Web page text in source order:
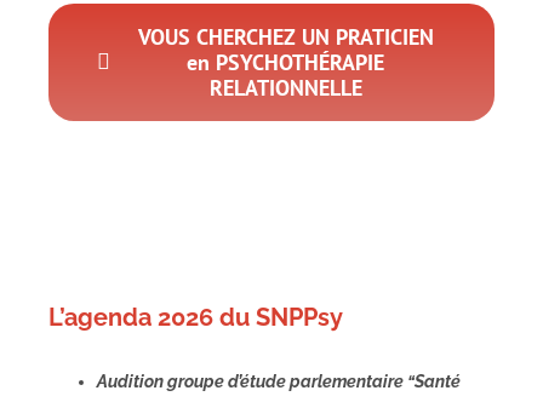
VOUS CHERCHEZ UN PRATICIEN
en PSYCHOTHÉRAPIE
RELATIONNELLE
L’agenda 2026 du SNPPsy
Audition groupe d’étude parlementaire “Santé